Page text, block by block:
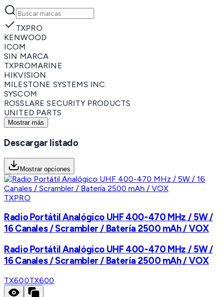
TXPRO
KENWOOD
ICOM
SIN MARCA
TXPROMARINE
HIKVISION
MILESTONE SYSTEMS INC.
SYSCOM
ROSSLARE SECURITY PRODUCTS
UNITED PARTS
Mostrar más
Descargar listado
Mostrar opciones
TXPRO
Radio Portátil Analógico UHF 400-470 MHz / 5W /
16 Canales / Scrambler / Batería 2500 mAh / VOX
Radio Portátil Analógico UHF 400-470 MHz / 5W /
16 Canales / Scrambler / Batería 2500 mAh / VOX
TX600TX600